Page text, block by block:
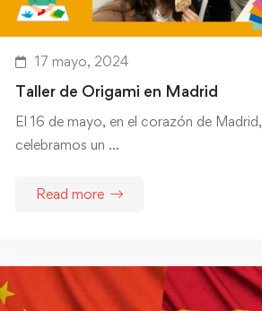
17 mayo, 2024
Taller de Origami en Madrid
El 16 de mayo, en el corazón de Madrid,
celebramos un …
Read more